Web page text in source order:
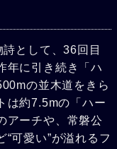
として、36回目
年に引き続き「ハ
の並木道をきら
は約7.5mの「ハー
アーチや、常磐公
可愛い”が溢れるフ